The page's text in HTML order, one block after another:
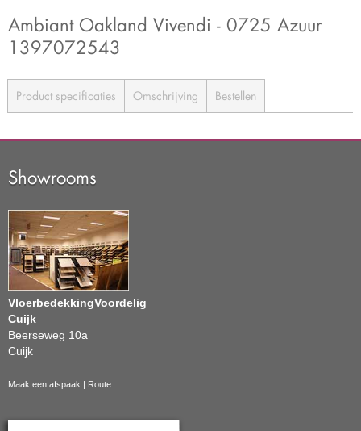
Ambiant Oakland Vivendi - 0725 Azuur
1397072543
Product specificaties Omschrijving Bestellen
Showrooms
VloerbedekkingVoordelig
Cuijk
Beerseweg 10a
Cuijk
Maak een afspaak | Route